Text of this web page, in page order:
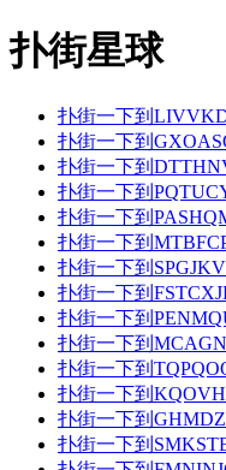
扑街星球
扑街一下到
扑街一下到
扑街一下到
扑街一下到
扑街一下到
扑街一下到
扑街一下到
扑街一下到
扑街一下到
扑街一下到
扑街一下到
扑街一下到
扑街一下到
扑街一下到